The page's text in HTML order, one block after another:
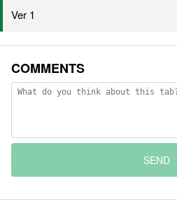
Ver 1
COMMENTS
SEND